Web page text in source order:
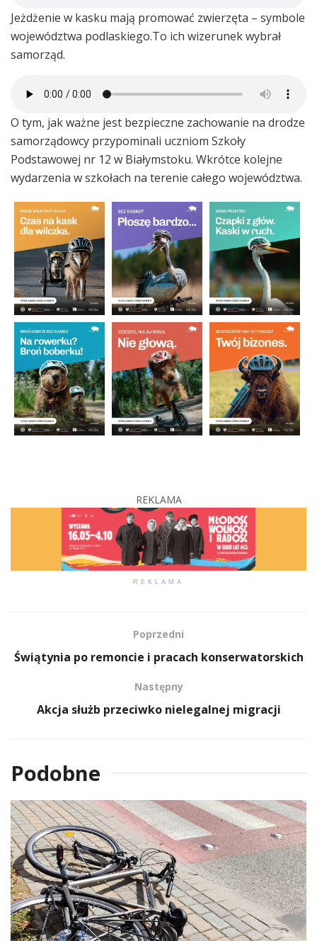
Jeżdżenie w kasku mają promować zwierzęta – symbole
województwa podlaskiego.To ich wizerunek wybrał
samorząd.
O tym, jak ważne jest bezpieczne zachowanie na drodze
samorządowcy przypominali uczniom Szkoły
Podstawowej nr 12 w Białymstoku. Wkrótce kolejne
wydarzenia w szkołach na terenie całego województwa.
REKLAMA
REKLAMA
Poprzedni
Świątynia po remoncie i pracach konserwatorskich
Następny
Akcja służb przeciwko nielegalnej migracji
Podobne